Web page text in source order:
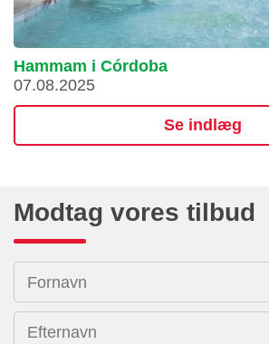
Hammam i Córdoba
07.08.2025
Se indlæg
Modtag vores tilbud
Fornavn
Efternavn